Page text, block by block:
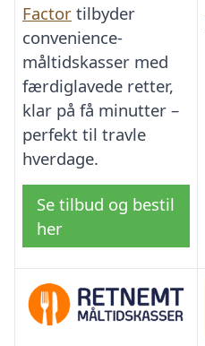
Factor tilbyder
convenience-
måltidskasser med
færdiglavede retter,
klar på få minutter –
perfekt til travle
hverdage.
Se tilbud og bestil
her